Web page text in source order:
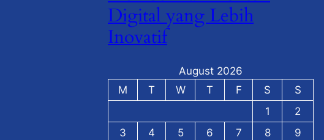
Digital yang Lebih
Inovatif
August 2026
M
T W T F S
S
1
2
3
4 5 6 7 8
9